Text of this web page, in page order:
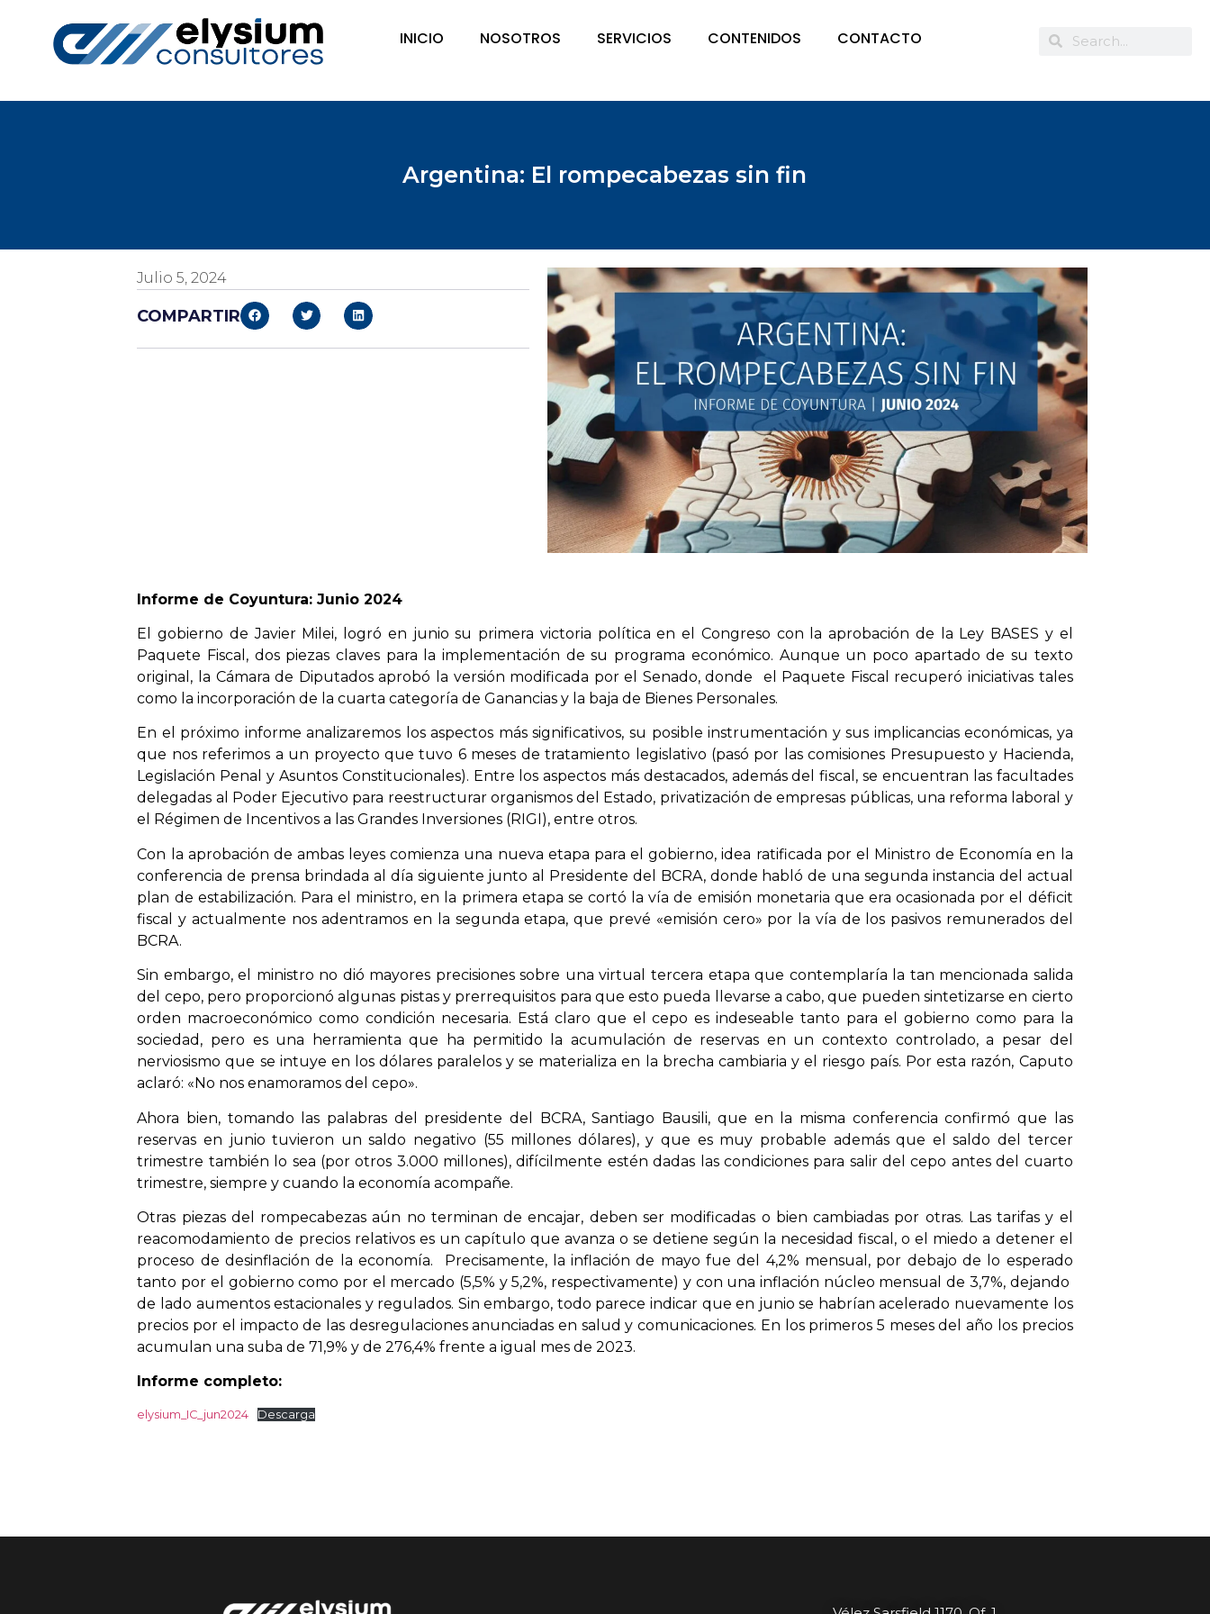
INICIO NOSOTROS SERVICIOS CONTENIDOS CONTACTO
Argentina: El rompecabezas sin fin
Julio 5, 2024
COMPARTIR
Informe de Coyuntura: Junio 2024
El gobierno de Javier Milei, logró en junio su primera victoria política en el Congreso con la aprobación de la Ley BASES y el
Paquete Fiscal, dos piezas claves para la implementación de su programa económico. Aunque un poco apartado de su texto
original, la Cámara de Diputados aprobó la versión modificada por el Senado, donde el Paquete Fiscal recuperó iniciativas tales
como la incorporación de la cuarta categoría de Ganancias y la baja de Bienes Personales.
En el próximo informe analizaremos los aspectos más significativos, su posible instrumentación y sus implicancias económicas, ya
que nos referimos a un proyecto que tuvo 6 meses de tratamiento legislativo (pasó por las comisiones Presupuesto y Hacienda,
Legislación Penal y Asuntos Constitucionales). Entre los aspectos más destacados, además del fiscal, se encuentran las facultades
delegadas al Poder Ejecutivo para reestructurar organismos del Estado, privatización de empresas públicas, una reforma laboral y
el Régimen de Incentivos a las Grandes Inversiones (RIGI), entre otros.
Con la aprobación de ambas leyes comienza una nueva etapa para el gobierno, idea ratificada por el Ministro de Economía en la
conferencia de prensa brindada al día siguiente junto al Presidente del BCRA, donde habló de una segunda instancia del actual
plan de estabilización. Para el ministro, en la primera etapa se cortó la vía de emisión monetaria que era ocasionada por el déficit
fiscal y actualmente nos adentramos en la segunda etapa, que prevé «emisión cero» por la vía de los pasivos remunerados del
BCRA.
Sin embargo, el ministro no dió mayores precisiones sobre una virtual tercera etapa que contemplaría la tan mencionada salida
del cepo, pero proporcionó algunas pistas y prerrequisitos para que esto pueda llevarse a cabo, que pueden sintetizarse en cierto
orden macroeconómico como condición necesaria. Está claro que el cepo es indeseable tanto para el gobierno como para la
sociedad, pero es una herramienta que ha permitido la acumulación de reservas en un contexto controlado, a pesar del
nerviosismo que se intuye en los dólares paralelos y se materializa en la brecha cambiaria y el riesgo país. Por esta razón, Caputo
aclaró: «No nos enamoramos del cepo».
Ahora bien, tomando las palabras del presidente del BCRA, Santiago Bausili, que en la misma conferencia confirmó que las
reservas en junio tuvieron un saldo negativo (55 millones dólares), y que es muy probable además que el saldo del tercer
trimestre también lo sea (por otros 3.000 millones), difícilmente estén dadas las condiciones para salir del cepo antes del cuarto
trimestre, siempre y cuando la economía acompañe.
Otras piezas del rompecabezas aún no terminan de encajar, deben ser modificadas o bien cambiadas por otras. Las tarifas y el
reacomodamiento de precios relativos es un capítulo que avanza o se detiene según la necesidad fiscal, o el miedo a detener el
proceso de desinflación de la economía. Precisamente, la inflación de mayo fue del 4,2% mensual, por debajo de lo esperado
tanto por el gobierno como por el mercado (5,5% y 5,2%, respectivamente) y con una inflación núcleo mensual de 3,7%, dejando
de lado aumentos estacionales y regulados. Sin embargo, todo parece indicar que en junio se habrían acelerado nuevamente los
precios por el impacto de las desregulaciones anunciadas en salud y comunicaciones. En los primeros 5 meses del año los precios
acumulan una suba de 71,9% y de 276,4% frente a igual mes de 2023.
Informe completo:
elysium_IC_jun2024 Descarga